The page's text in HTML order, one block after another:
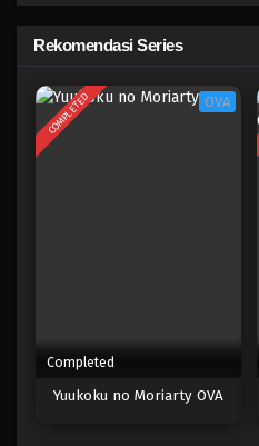
Rekomendasi Series
COMPLETED OVA
Completed
Yuukoku no Moriarty OVA